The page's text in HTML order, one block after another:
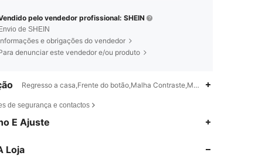
pelo vendedor profissional: SHEIN
Envio de SHEIN
e obrigações do vendedor
denunciar este vendedor e/ou produto
Regresso a casa,Frente do botão,Malha Contraste,Manga de Bishop
de segurança e contactos
E Ajuste
Loja